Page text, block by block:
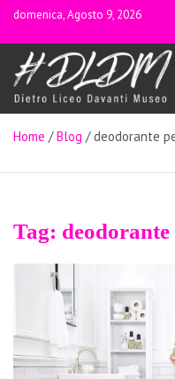
Skip
content
domenica, Agosto 9, 2026
Dietro Liceo
…don't follow my lead!
Home
Blog deodorante
Tag: